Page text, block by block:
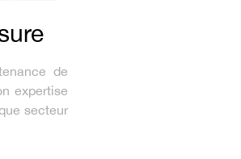
de
expertise
secteur